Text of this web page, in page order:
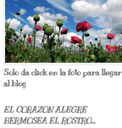
Solo da click en la foto para llegar
al blog
EL CORAZON ALEGRE
HERMOSEA EL ROSTRO...